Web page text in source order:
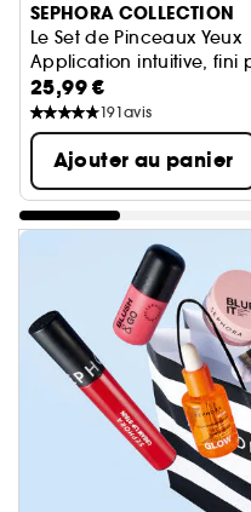
SEPHORA COLLECTION
Le Set de Pinceaux Yeux
Application intuitive, fini
25,99 €
191avis
Ajouter au panier